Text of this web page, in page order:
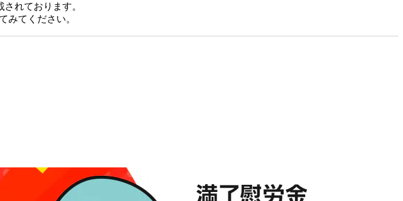
れております。
みてください。